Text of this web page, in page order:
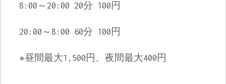
8:00～20:00 20分 100円
20:00～8:00 60分 100円
※昼間最大1,500円、夜間最大400円